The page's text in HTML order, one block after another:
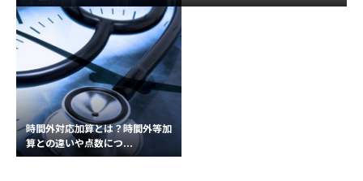
時間外対応加算とは？時間外等加
算との違いや点数につ...